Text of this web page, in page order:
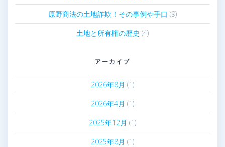
原野商法の土地詐欺！その事例や手口 (9)
土地と所有権の歴史 (4)
アーカイブ
2026年8月 (1)
2026年4月 (1)
2025年12月 (1)
2025年8月 (1)